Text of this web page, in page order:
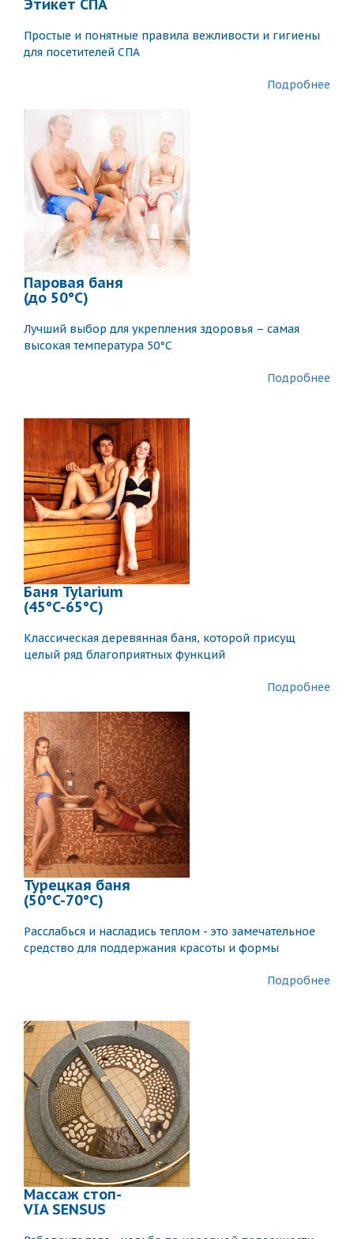
Этикет СПА
Простые и понятные правила вежливости и гигиены
для посетителей СПА
Подробнее
Паровая баня
(до 50°C)
Лучший выбор для укрепления здоровья – самая
высокая температура 50°C
Подробнее
Баня Tylarium
(45°C-65°C)
Классическая деревянная баня, которой присущ
целый ряд благоприятных функций
Подробнее
Турецкая баня
(50°C-70°C)
Расслабься и насладись теплом - это замечательное
средство для поддержания красоты и формы
Подробнее
Массаж стоп-
VIA SENSUS